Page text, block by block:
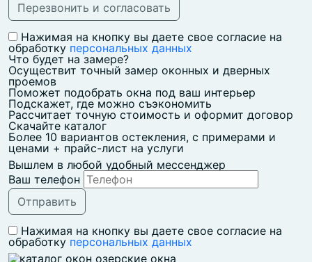
Нажимая на кнопку вы даете свое согласие на
обработку персональных данных
Что будет на замере?
Осуществит точный замер оконных и дверных
проемов
Поможет подобрать окна под ваш интерьер
Подскажет, где можно съэкономить
Рассчитает точную стоимость и оформит договор
Скачайте каталог
Более 10 вариантов остекления, с примерами и
ценами + прайс-лист на услуги
Вышлем в любой удобный мессенджер
Ваш телефон
Нажимая на кнопку вы даете свое согласие на
обработку персональных данных